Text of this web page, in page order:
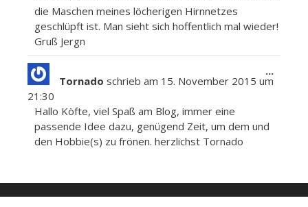
die Maschen meines löcherigen Hirnnetzes
geschlüpft ist. Man sieht sich hoffentlich mal wieder!
Gruß Jergn
Tornado schrieb am 15. November 2015 um
21:30
Hallo Köfte, viel Spaß am Blog, immer eine
passende Idee dazu, genügend Zeit, um dem und
den Hobbie(s) zu frönen. herzlichst Tornado
...Diese